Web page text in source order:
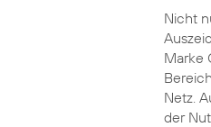
Nicht
Marke
Netz.
der